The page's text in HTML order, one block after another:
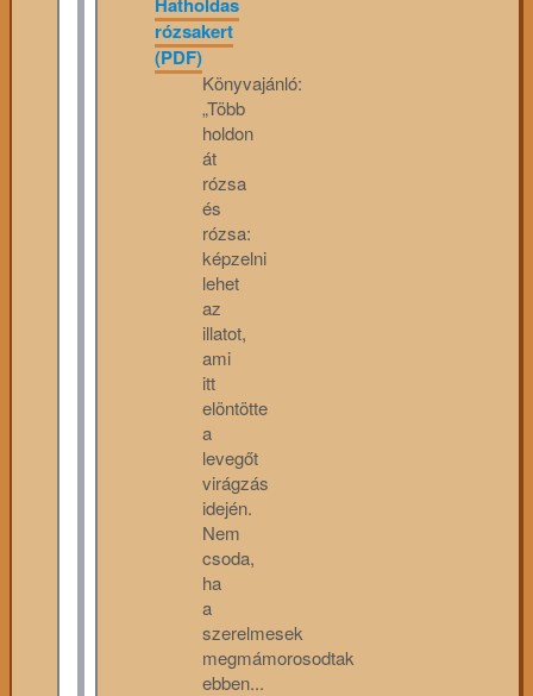
rózsakert
(PDF)
Könyvajánló:
„Több
holdon
át
rózsa
és
rózsa:
képzelni
lehet
az
illatot,
ami
itt
elöntötte
a
levegőt
virágzás
idején.
Nem
csoda,
ha
a
szerelmesek
megmámorosodtak
ebben...